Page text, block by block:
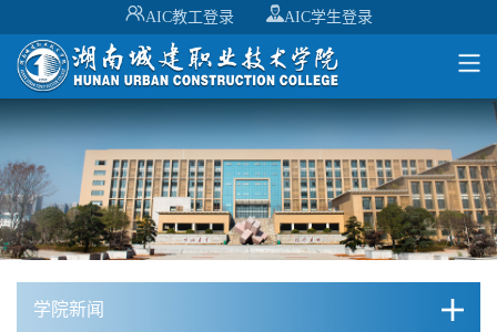
AIC教工登录 AIC学生登录
学院新闻